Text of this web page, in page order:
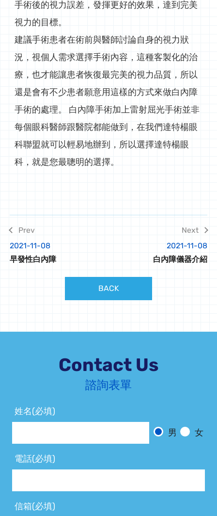
手術後的視力誤差，發揮更好的效果，達到完美
視力的目標。
建議手術患者在術前與醫師討論自身的視力狀
況，視個人需求選擇手術內容，這種客製化的治
療，也才能讓患者恢復最完美的視力品質，所以
還是會有不少患者願意用這樣的方式來做白內障
手術的處理。 白內障手術加上雷射屈光手術並非
每個眼科醫師跟醫院都能做到，在我們達特楊眼
科聯盟就可以輕易地辦到，所以選擇達特楊眼
科，就是您最聰明的選擇。
2021-11-08
早發性白內障
2021-11-08
白內障儀器介紹
BACK
Contact Us
諮詢表單
姓名(必填)
男
女
電話(必填)
信箱(必填)